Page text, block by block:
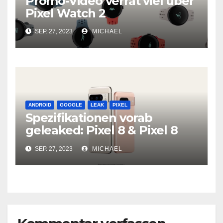
Pixel Watch 2
SEP. 27, 2023 MICHAEL
ANDROID GOOGLE LEAK PIXEL
Spezifikationen vorab
geleaked: Pixel 8 & Pixel 8
ProSEP. 27, 2023 MICHAEL